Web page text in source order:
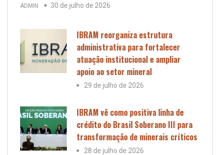
ADMIN 30 de julho de 2026
IBRAM reorganiza estrutura
administrativa para fortalecer
atuação institucional e ampliar
apoio ao setor mineral
29 de julho de 2026
IBRAM vê como positiva linha de
crédito do Brasil Soberano III para
transformação de minerais críticos
28 de julho de 2026